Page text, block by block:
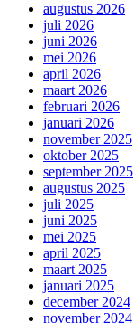
augustus 2026
juli 2026
juni 2026
mei 2026
april 2026
maart 2026
februari 2026
januari 2026
november 2025
oktober 2025
september 2025
augustus 2025
juli 2025
juni 2025
mei 2025
april 2025
maart 2025
januari 2025
december 2024
november 2024